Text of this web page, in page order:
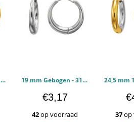
19 mm Gebogen Goudkleurig - 316L chirurgisch roestvrij staal Oorbellen PCJW51294 19 mm Gebogen - 316L chirurgisch roestvrij staal Oorbellen PCJW51293
€3,17
42op voorraad 37op